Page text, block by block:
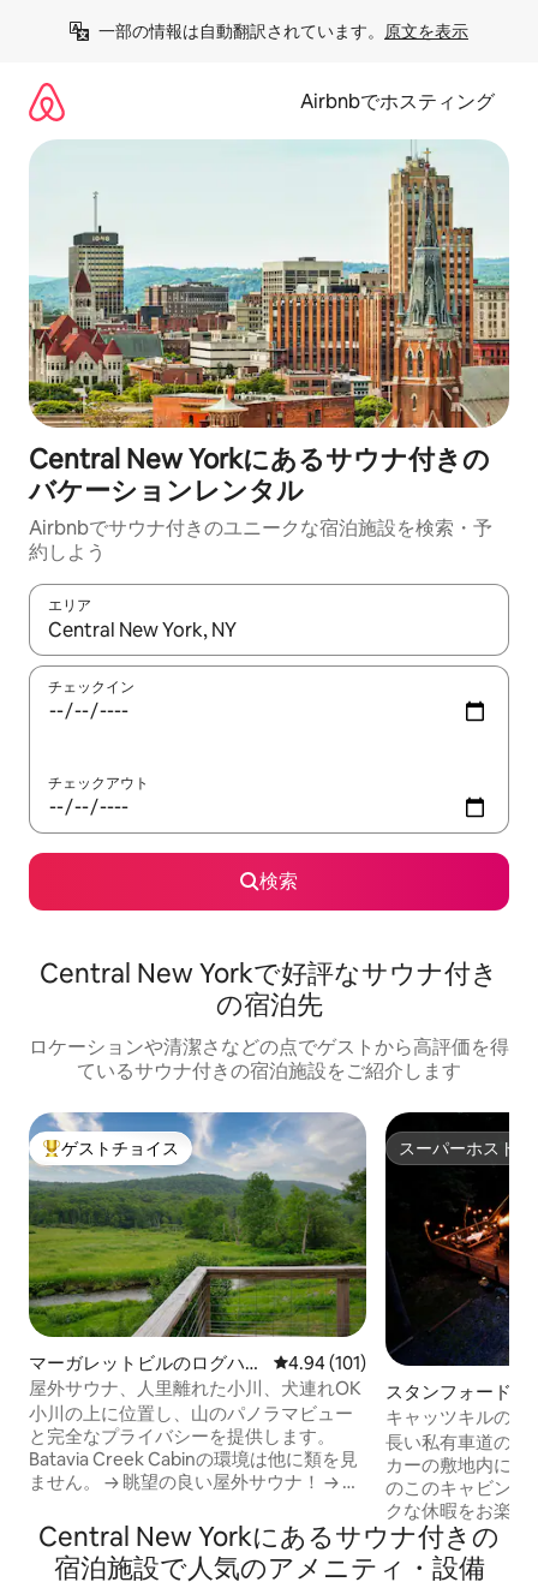
一部の情報は自動翻訳されています。 原文を表示
Airbnbでホスティング
Central New Yorkにあるサウナ付きの
バケーションレンタル
Airbnbでサウナ付きのユニークな宿泊施設を検索・予
約しよう
エリア
検索結果が表示されたら、上下の矢印キーを使って移動するか
チェックイン
チェックアウト
検索
Central New Yorkで好評なサウナ付き
の宿泊先
ロケーションや清潔さなどの点でゲストから高評価を得
ているサウナ付きの宿泊施設をご紹介します
大好評のゲストチョイスです。
ゲストチョイス
マーガレットビルのログハウ
ス
レビュー101件、5つ星中4.94つ
4.94 (101)
屋外サウナ、人里離れた小川、犬連れOK
小川の上に位置し、山のパノラマビュー
と完全なプライバシーを提供します。
Batavia Creek Cabinの環境は他に類を見
ません。 → 眺望の良い屋外サウナ！ → 近
リゾート 寝室→ 3部屋、キングベッド2
台、オープンフロア → 屋内暖炉、強力な
Wi-Fi、ワークスペース2箇所 → 屋外ダイ
スーパーホスト
スーパーホスト
スタンフォードの
キャッツキルの森
ハウス：ジャグジ
長い私有車道の突
カーの敷地内に建
のこのキャビンで
クな休暇をお楽し
まれていながら
女王」と呼ばれ
ヒーショップ、フ
Central New Yorkにあるサウナ付きの
宿泊施設で人気のアメニティ・設備